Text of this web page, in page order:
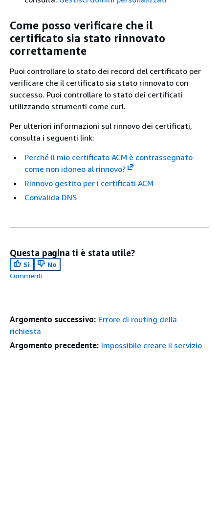
Come posso verificare che il
certificato sia stato rinnovato
correttamente
Puoi controllare lo stato dei record del certificato per
verificare che il certificato sia stato rinnovato con
successo. Puoi controllare lo stato dei certificati
utilizzando strumenti come curl.
Per ulteriori informazioni sul rinnovo dei certificati,
consulta i seguenti link:
Perché il mio certificato ACM è contrassegnato
come non idoneo al rinnovo?
Rinnovo gestito per i certificati ACM
Convalida DNS
Questa pagina ti è stata utile?
Sì
No
Commenti
Argomento successivo: Errore di routing della
richiesta
Argomento precedente: Impossibile creare il servizio